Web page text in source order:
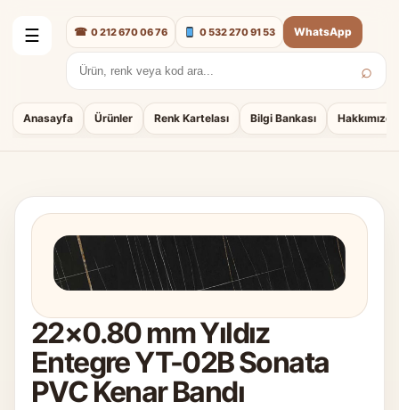
☰
Anasayfa Ürünler Renk Kartelası Bilgi Bankası Hakkımızda
Arama: ⌕
☎ 0 212 670 06 76 0 532 270 91 53 WhatsApp
22×0.80 mm Yıldız
Entegre YT-02B Sonata
PVC Kenar Bandı